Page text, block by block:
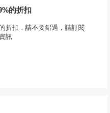
的折扣
折扣，請不要錯過，請訂閱
訊